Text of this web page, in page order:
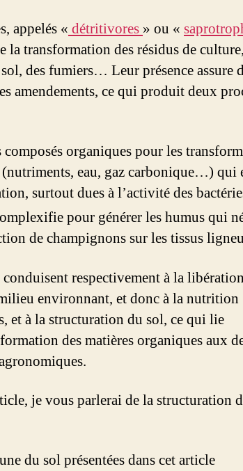
appelés « détritivores » ou «
la transformation des résidus de
des fumiers… Leur présence assure
amendements, ce qui produit deux
organiques pour les
(nutriments, eau, gaz carbonique…) qui
surtout dues à l’activité des
pour générer les humus qui
de champignons sur les tissus
conduisent respectivement à la
environnant, et donc à la nutrition
et à la structuration du sol, ce qui lie
des matières organiques aux
je vous parlerai de la structuration
du sol présentées dans cet article